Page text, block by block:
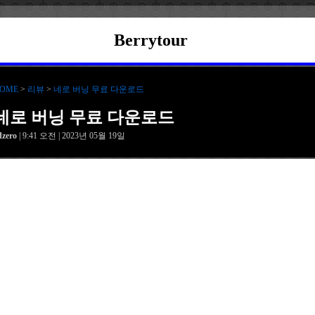
Berrytour
> 리뷰 > 네로 버닝 무료 다운로드
로 버닝 무료 다운로드
| 9:41 오전 | 2023년 05월 19일